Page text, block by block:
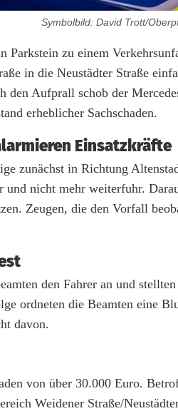
Symbolbild: David Trott/
Parkstein zu einem
in die Neustädter Straße
den Aufprall schob der
erheblicher Sachschaden.
Einsatzkräfte
zunächst in Richtung
und nicht mehr weiterfuhr.
Zeugen, die den Vorfall
den Fahrer an und
ordneten die Beamten eine
davon.
von über 30.000 Euro.
Weidener Straße/